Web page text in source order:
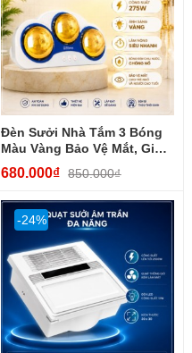
Đèn Sưởi Nhà Tắm 3 Bóng
Màu Vàng Bảo Vệ Mắt, Giá
Tốt, Tiết Kiệm...
680.000₫ 850.000₫
-24%